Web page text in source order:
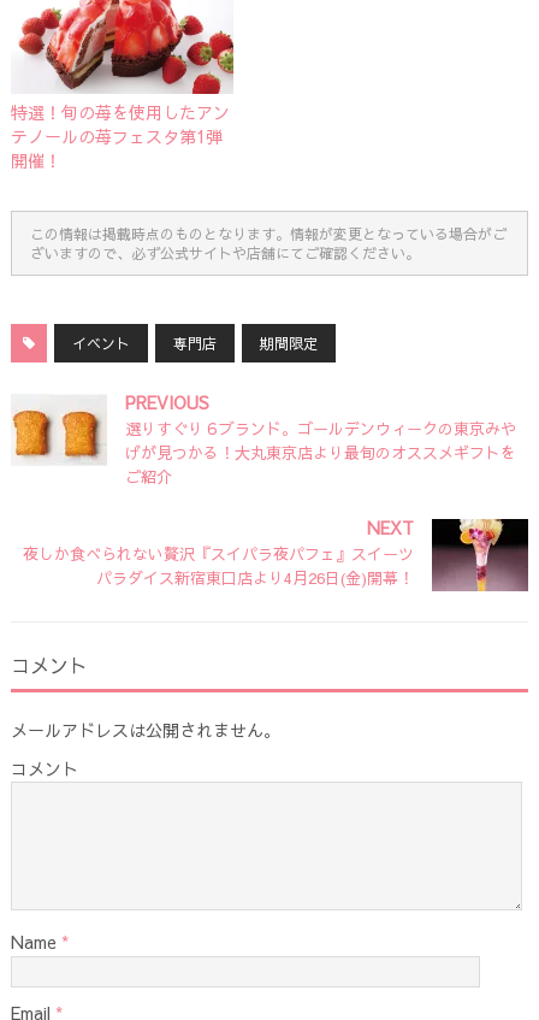
特選！旬の苺を使用したアン
テノールの苺フェスタ第1弾
開催！
この情報は掲載時点のものとなります。情報が変更となっている場合がご
ざいますので、必ず公式サイトや店舗にてご確認ください。
イベント 専門店 期間限定
PREVIOUS
選りすぐり６ブランド。ゴールデンウィークの東京みや
げが見つかる！大丸東京店より最旬のオススメギフトを
ご紹介
NEXT
夜しか食べられない贅沢『スイパラ夜パフェ』スイーツ
パラダイス新宿東口店より4月26日(金)開幕！
コメント
メールアドレスは公開されません。
コメント
Name *
Email *